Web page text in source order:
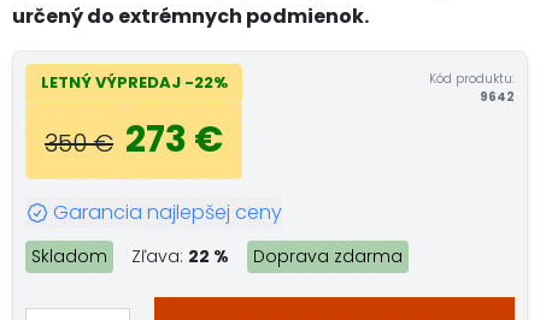
určený do extrémnych podmienok.
LETNÝ VÝPREDAJ -22%
350 € 273 €
Kód produktu:
9642
Garancia najlepšej ceny
Skladom Zľava: 22 % Doprava zdarma